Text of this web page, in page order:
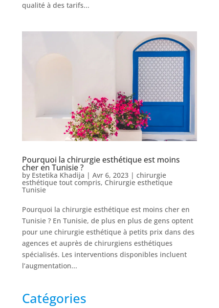
FAQ
Nos
cliniques
Nos
articles
Avant
/
Après
Gratuit
qualité à des tarifs...
Pourquoi la chirurgie esthétique est moins
cher en Tunisie ?
by Estetika Khadija | Avr 6, 2023| chirurgie
esthétique tout compris, Chirurgie esthetique
Tunisie
Pourquoi la chirurgie esthétique est moins cher en
Tunisie ? En Tunisie, de plus en plus de gens optent
pour une chirurgie esthétique à petits prix dans des
agences et auprès de chirurgiens esthétiques
spécialisés. Les interventions disponibles incluent
l’augmentation...
Catégories